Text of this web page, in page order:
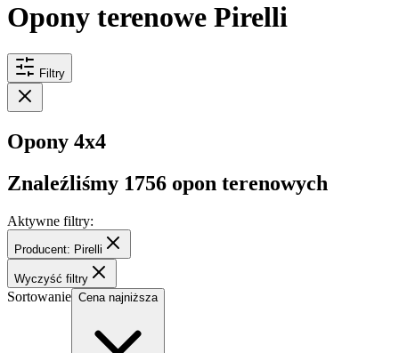
Opony terenowe Pirelli
Filtry
Opony 4x4
Znaleźliśmy 1756 opon terenowych
Aktywne filtry:
Producent: Pirelli
Wyczyść filtry
Sortowanie Cena najniższa